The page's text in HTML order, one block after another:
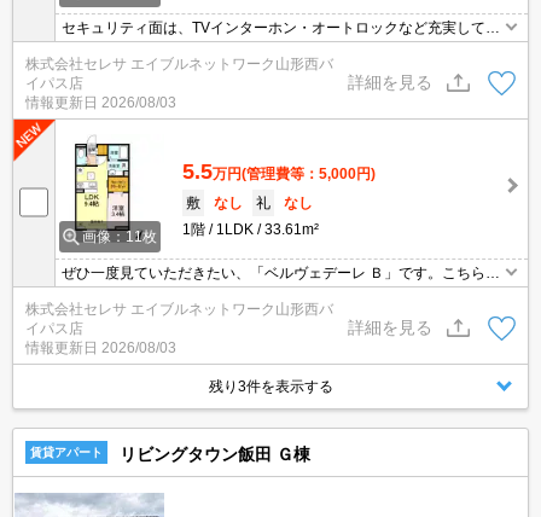
セキュリティ面は、TVインターホン・オートロックなど充実してい
るので安心して生活できます。収納はウォークインクロゼット・シ
ューズボックスなど豊富なので、広々と空間を利用することも可能
です。忙しい朝でも鏡を見ながらサッと身支度を整えられる独立洗
面台を採用しています。ビジネスマンには必須の、インターネット
有り物件です。
株式会社セレサ エイブルネットワーク山形西バ
イパス店
情報更新日 2026/08/03
詳細を見る
画像：11枚
5.5万円(管理費等：5,000円)
敷
なし 礼
なし
1階
1LDK 33.61m²
ぜひ一度見ていただきたい、「ベルヴェデーレ Ｂ」です。こちらの
物件は洗面所が独立しています。セキュリティ面は、オートロッ
ク・TVインターホンなど充実しているので、防犯対策もばっちりで
す。収納はシューズボックス・ウォークインクロゼットなど豊富な
ので、広々と空間を利用することも可能です。
株式会社セレサ エイブルネットワーク山形西バ
イパス店
情報更新日 2026/08/03
詳細を見る
残り3件を表示する
賃貸アパート リビングタウン飯田 Ｇ棟